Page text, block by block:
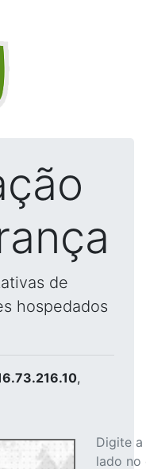
de
hospedados
,
Digite
lado no